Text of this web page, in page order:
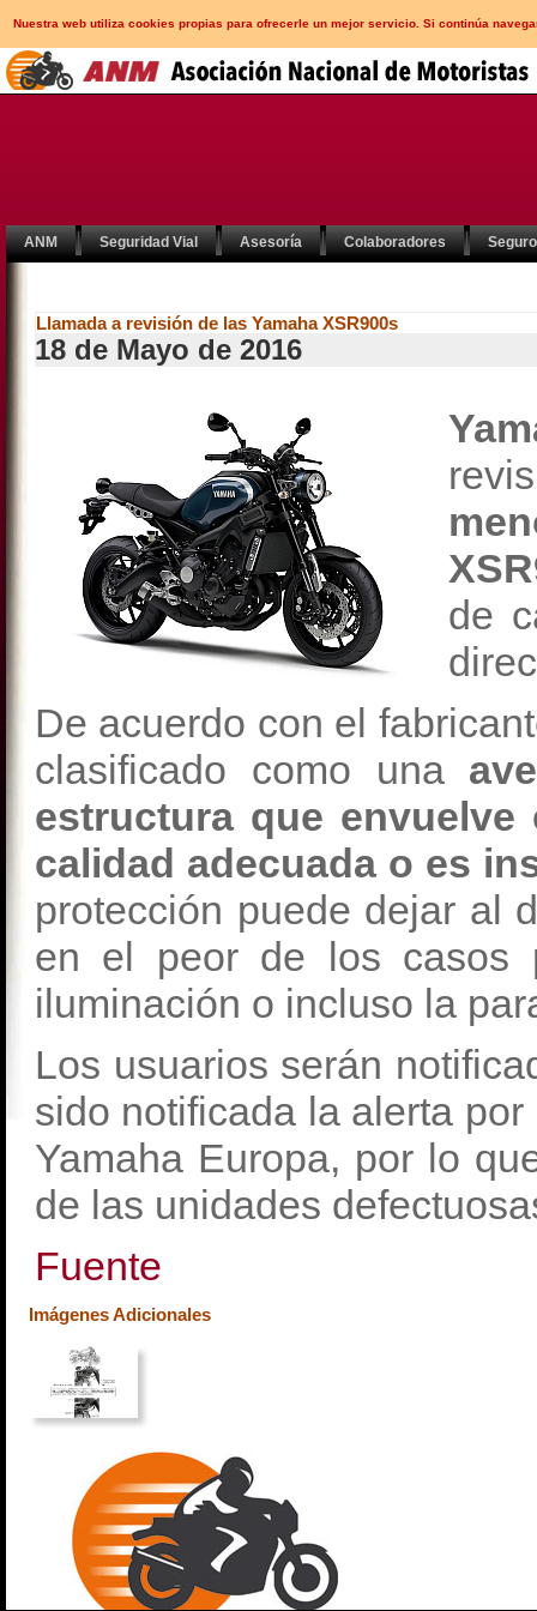
Nuestra web utiliza cookies propias para ofrecerle un mejor servicio. Si continúa
ANM Seguridad Vial Asesoría Colaboradores
Llamada a revisión de las Yamaha XSR900s
18 de Mayo de 2016
de
De acuerdo con el
clasificado como una
estructura que
calidad adecuada o es
protección puede dejar al
en el peor de los casos
iluminación o incluso la
Los usuarios serán
sido notificada la alerta
Yamaha Europa, por lo
de las unidades
Fuente
Imágenes Adicionales